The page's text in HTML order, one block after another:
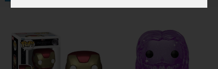
FIGURINES POP MARVEL
FIGURINES POP SÉRIE TV
FIGURINES POP AUTRES FILMS